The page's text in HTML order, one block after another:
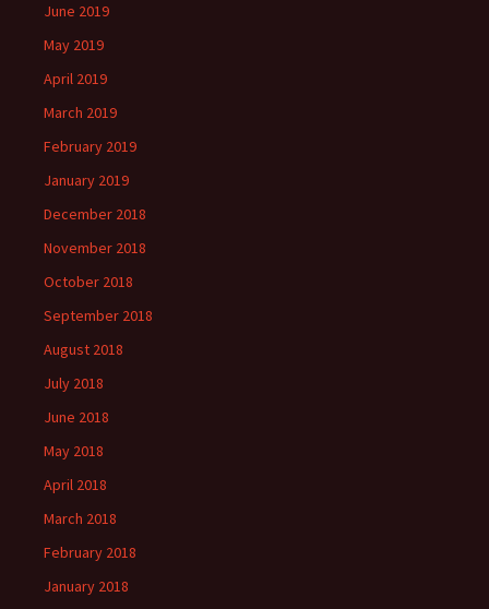
June 2019
May 2019
April 2019
March 2019
February 2019
January 2019
December 2018
November 2018
October 2018
September 2018
August 2018
July 2018
June 2018
May 2018
April 2018
March 2018
February 2018
January 2018